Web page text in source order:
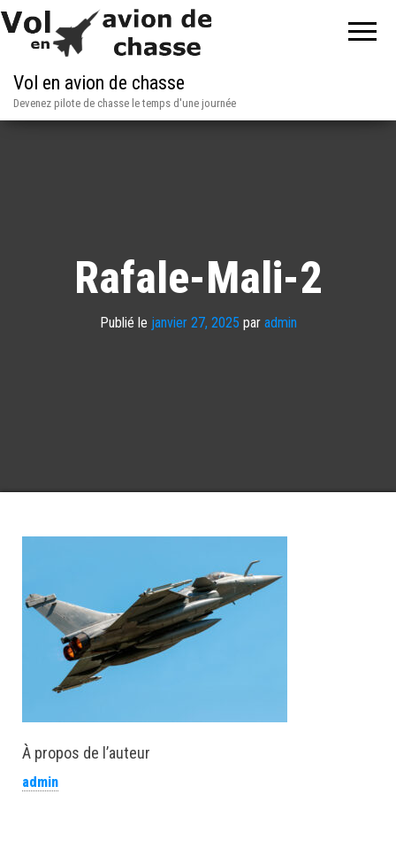
Vol en avion de chasse
Devenez pilote de chasse le temps d'une journée
Rafale-Mali-2
Publié le janvier 27, 2025 par admin
À propos de l’auteur
admin